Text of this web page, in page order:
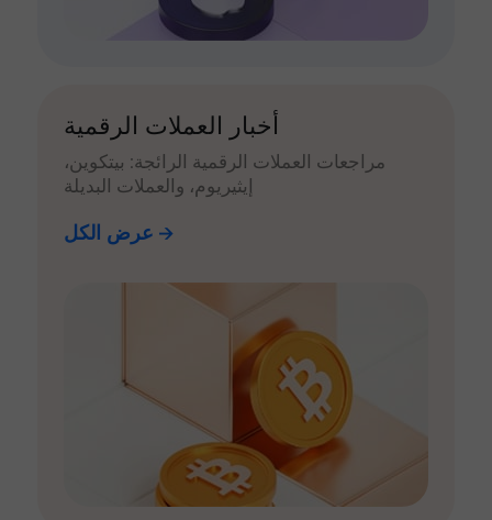
أخبار العملات الرقمية
مراجعات العملات الرقمية الرائجة: بيتكوين،
إيثيريوم، والعملات البديلة
عرض الكل